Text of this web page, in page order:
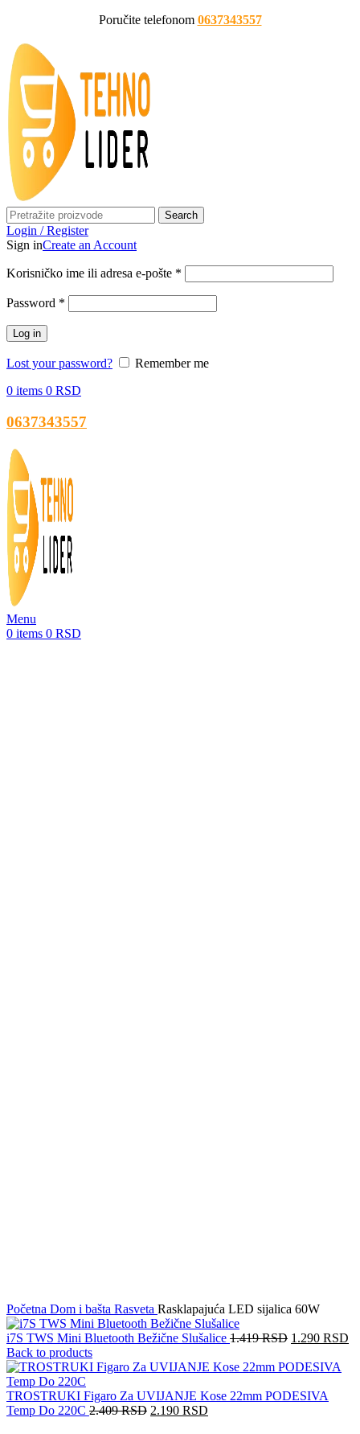
Poručite telefonom 0637343557
Search
Login / Register
Sign inCreate an Account
Korisničko ime ili adresa e-pošte *
Password *
Log in
Lost your password?
Remember me
0 items 0 RSD
0637343557
Menu
0 items 0 RSD
Početna Dom i bašta Rasveta Rasklapajuća LED sijalica 60W
i7S TWS Mini Bluetooth Bežične Slušalice 1.419RSD 1.290 RSD
Back to products
TROSTRUKI Figaro Za UVIJANJE Kose 22mm PODESIVA
Temp Do 220C 2.409RSD 2.190 RSD